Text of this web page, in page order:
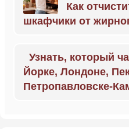
Как
шкафчики от
Узнать, который
Йорке, Лондоне,
Петропавловске-